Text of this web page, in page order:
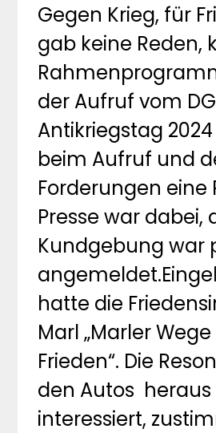
Gegen Krieg, für
gab keine Reden,
der Aufruf vom
Antikriegstag
beim Aufruf und
Forderungen eine
Presse war dabei,
Kundgebung war
hatte die
Marl „Marler
Frieden“. Die
den Autos
interessiert,